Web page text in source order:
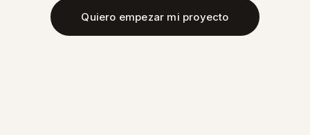
Quiero empezar mi proyecto